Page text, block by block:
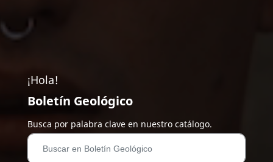
¡Hola!
Boletín Geológico
Busca por palabra clave en nuestro catálogo.